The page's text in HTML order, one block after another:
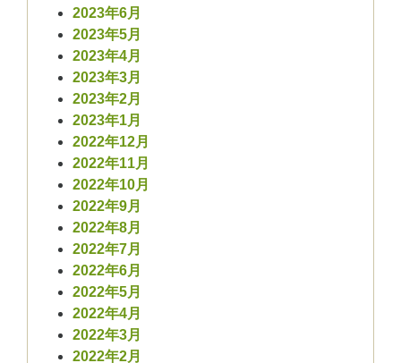
2023年6月
2023年5月
2023年4月
2023年3月
2023年2月
2023年1月
2022年12月
2022年11月
2022年10月
2022年9月
2022年8月
2022年7月
2022年6月
2022年5月
2022年4月
2022年3月
2022年2月